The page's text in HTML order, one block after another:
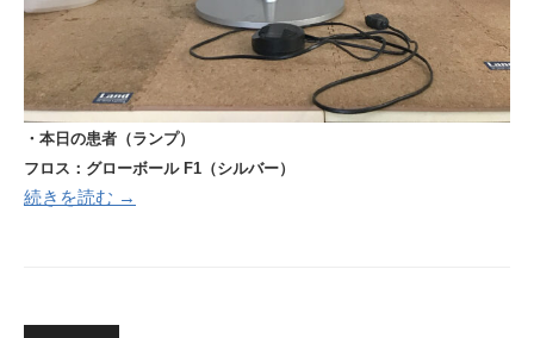
・本日の患者（ランプ）
フロス：グローボールF1（シルバー）
続きを読む →